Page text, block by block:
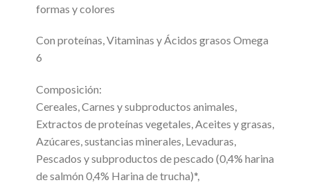
formas y colores
Con proteínas, Vitaminas y Ácidos grasos Omega
6
Composición:
Cereales, Carnes y subproductos animales,
Extractos de proteínas vegetales, Aceites y grasas,
Azúcares, sustancias minerales, Levaduras,
Pescados y subproductos de pescado (0,4% harina
de salmón 0,4% Harina de trucha)*,